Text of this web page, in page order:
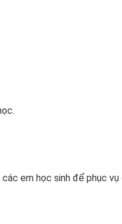
em học sinh để phục